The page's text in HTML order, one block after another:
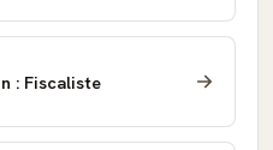
: Fiscaliste